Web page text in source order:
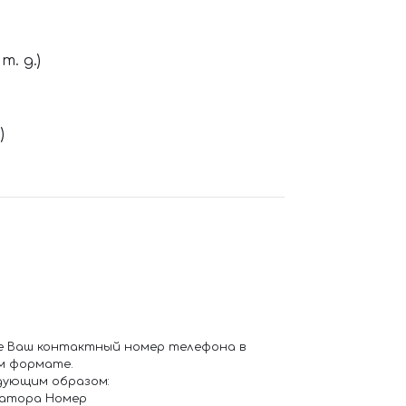
д.)
Ваш контактный номер телефона в
формате.
образом:
Номер